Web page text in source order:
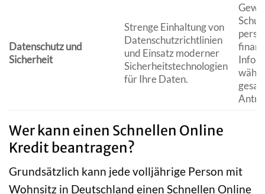
Datenschutz und
Sicherheit
Strenge Einhaltung von
Datenschutzrichtlinien
und Einsatz moderner
Sicherheitstechnologien
für Ihre Daten.
Wer kann einen Schnellen Online
Kredit beantragen?
Grundsätzlich kann jede volljährige Person mit
Wohnsitz in Deutschland einen Schnellen Online